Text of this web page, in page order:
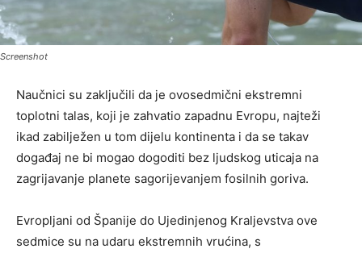
Screenshot
Naučnici su zaključili da je ovosedmični ekstremni
toplotni talas, koji je zahvatio zapadnu Evropu, najteži
ikad zabilježen u tom dijelu kontinenta i da se takav
događaj ne bi mogao dogoditi bez ljudskog uticaja na
zagrijavanje planete sagorijevanjem fosilnih goriva.
Evropljani od Španije do Ujedinjenog Kraljevstva ove
sedmice su na udaru ekstremnih vrućina, s